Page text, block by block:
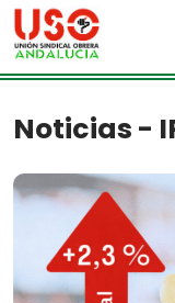
Skip to main content
Noticias -